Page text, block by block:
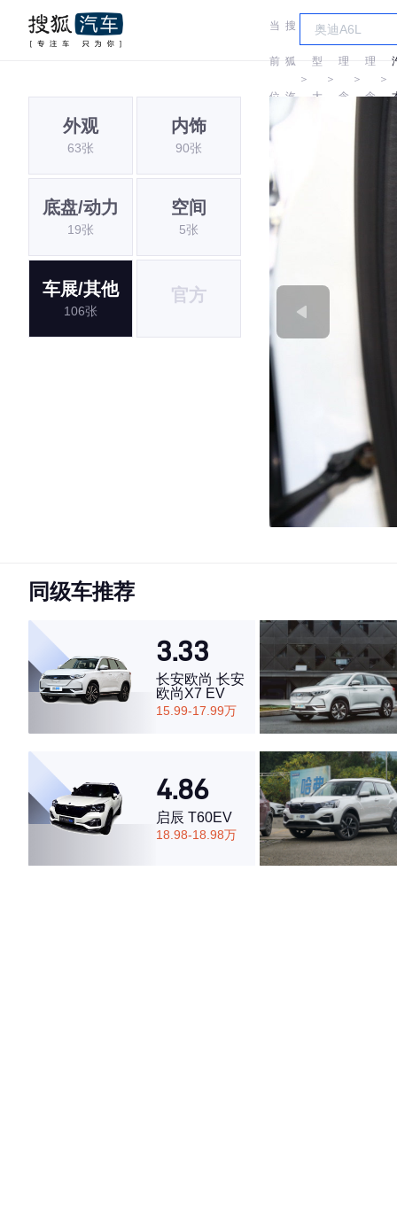
当
前
位
置:
搜
狐
汽
＞
车
型
大
＞
理
念
＞
理
念
＞
外观
63张
内饰
90张
底盘/动力
19张
空间
5张
车展/其他
106张
官方
同级车推荐
3.33
长安欧尚 长安
欧尚X7 EV
15.99-17.99万
4.86
启辰 T60EV
18.98-18.98万